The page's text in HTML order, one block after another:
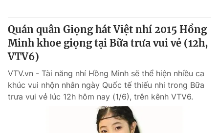
VTV9 VTV8
Liên hệ tòa soạn
THỜI BÁO VTV
Quán quân Giọng hát Việt nhí 2015 Hồng
Minh khoe giọng tại Bữa trưa vui vẻ (12h,
VTV6)
VTV.vn - Tài năng nhí Hồng Minh sẽ thể hiện nhiều ca
khúc vui nhộn nhân ngày Quốc tế thiếu nhi trong Bữa
trưa vui vẻ lúc 12h hôm nay (1/6), trên kênh VTV6.